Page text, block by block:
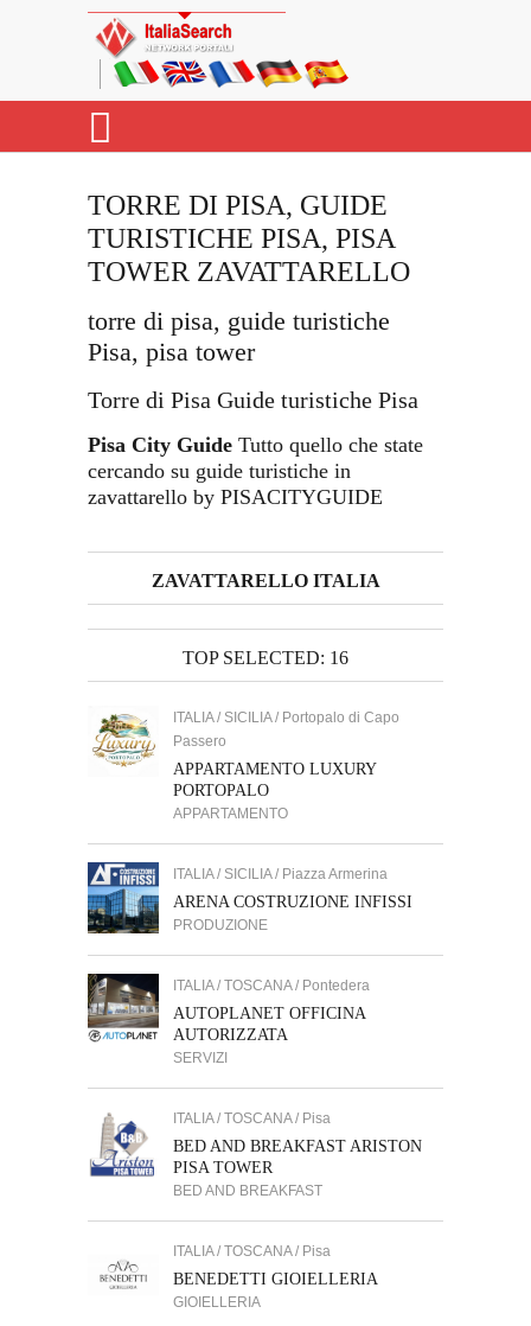
TORRE DI PISA, GUIDE
TURISTICHE PISA, PISA
TOWER ZAVATTARELLO
torre di pisa, guide turistiche
Pisa, pisa tower
Torre di Pisa Guide turistiche Pisa
Pisa City Guide Tutto quello che state
cercando su guide turistiche in
zavattarello by PISACITYGUIDE
ZAVATTARELLO ITALIA
TOP SELECTED: 16
ITALIA / SICILIA / Portopalo di Capo
Passero
APPARTAMENTO LUXURY
PORTOPALO
APPARTAMENTO
ITALIA / SICILIA / Piazza Armerina
ARENA COSTRUZIONE INFISSI
PRODUZIONE
ITALIA / TOSCANA / Pontedera
AUTOPLANET OFFICINA
AUTORIZZATA
SERVIZI
ITALIA / TOSCANA / Pisa
BED AND BREAKFAST ARISTON
PISA TOWER
BED AND BREAKFAST
ITALIA / TOSCANA / Pisa
BENEDETTI GIOIELLERIA
GIOIELLERIA